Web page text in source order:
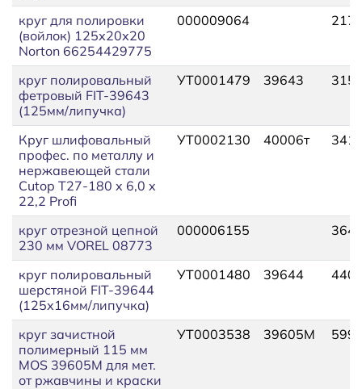
круг для полировки
(войлок) 125х20х20
Norton 66254429775
000009064
круг полировальный
фетровый FIT-39643
(125мм/липучка)
УТ0001479 39643 315
Круг шлифовальный
профес. по металлу и
нержавеющей стали
Cutop T27-180 x 6,0 x
22,2 Profi
УТ0002130 40006т
круг отрезной цепной
230 мм VOREL 08773
000006155
круг полировальный
шерстяной FIT-39644
(125х16мм/липучка)
УТ0001480 39644 440
круг зачистной
полимерный 115 мм
MOS 39605М для мет.
от ржавчины и краски
УТ0003538 39605М 599